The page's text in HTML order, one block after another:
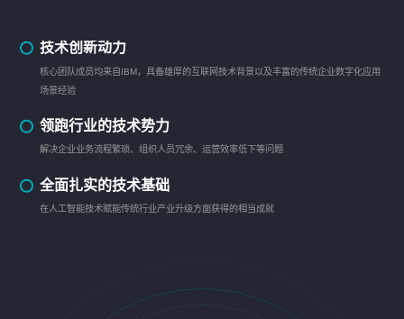
技术创新动力
核心团队成员均来自IBM，具备雄厚的互联网技术背景以及丰富的传统企业数字化应用
场景经验
领跑行业的技术势力
解决企业业务流程繁琐、组织人员冗余、运营效率低下等问题
全面扎实的技术基础
在人工智能技术赋能传统行业产业升级方面获得的相当成就